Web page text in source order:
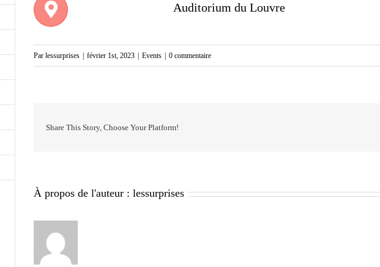
Auditorium du Louvre
Par lessurprises février 1st, 2023 Events 0 commentaire
Share This Story, Choose Your Platform!
À propos de l'auteur : lessurprises